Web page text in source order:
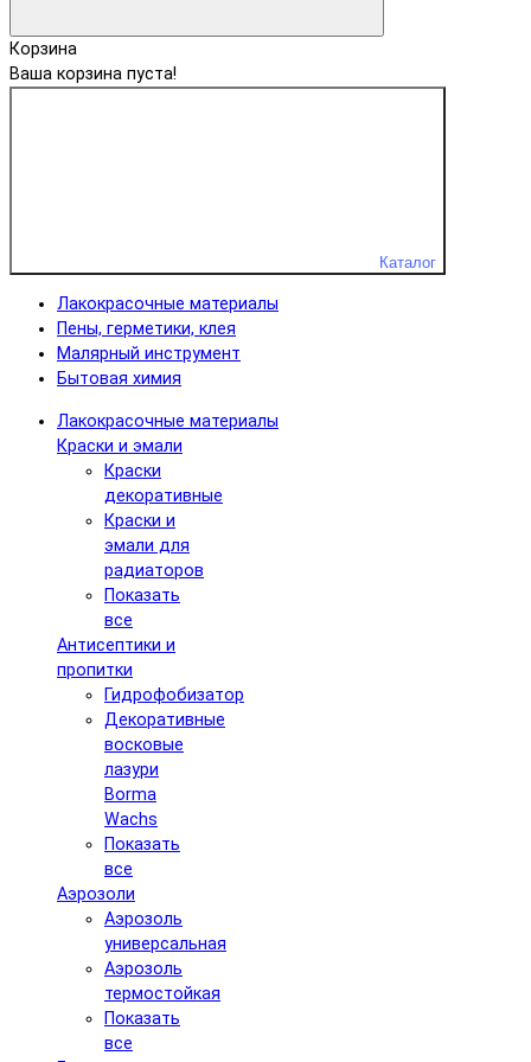
Корзина
Ваша корзина пуста!
Каталог
Лакокрасочные материалы
Пены, герметики, клея
Малярный инструмент
Бытовая химия
Лакокрасочные материалы
Краски и эмали
Краски
декоративные
Краски и
эмали для
радиаторов
Показать
все
Антисептики и
пропитки
Гидрофобизатор
Декоративные
восковые
лазури
Borma
Wachs
Показать
все
Аэрозоли
Аэрозоль
универсальная
Аэрозоль
термостойкая
Показать
все